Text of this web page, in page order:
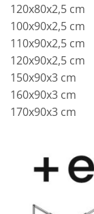
120x80x2,5 cm
100x90x2,5 cm
110x90x2,5 cm
120x90x2,5 cm
150x90x3 cm
160x90x3 cm
170x90x3 cm